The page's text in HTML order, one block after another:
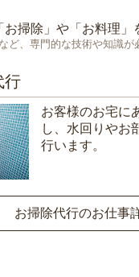
お掃除 」や「 お料理
ど、専門的な技術や知識が
行
お客様のお宅に
し、水回りやお
行います。
お掃除代行のお仕事